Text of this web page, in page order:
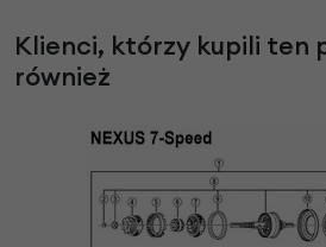
Klienci, którzy kupili ten
również